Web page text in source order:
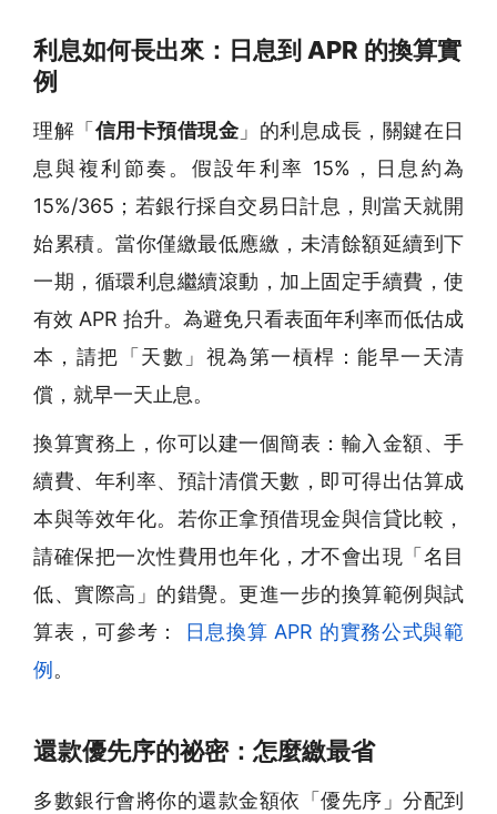
利息如何長出來：日息到 APR 的換算實
例
理解「 信用卡預借現金」的利息成長，關鍵在日
息與複利節奏。假設年利率 15%，日息約為
15%/365；若銀行採自交易日計息，則當天就開
始累積。當你僅繳最低應繳，未清餘額延續到下
一期，循環利息繼續滾動，加上固定手續費，使
有效 APR 抬升。為避免只看表面年利率而低估成
本，請把「天數」視為第一槓桿：能早一天清
償，就早一天止息。
換算實務上，你可以建一個簡表：輸入金額、手
續費、年利率、預計清償天數，即可得出估算成
本與等效年化。若你正拿預借現金與信貸比較，
請確保把一次性費用也年化，才不會出現「名目
低、實際高」的錯覺。更進一步的換算範例與試
算表，可參考：
日息換算 APR 的實務公式與範
例 。
還款優先序的祕密：怎麼繳最省
多數銀行會將你的還款金額依「優先序」分配到